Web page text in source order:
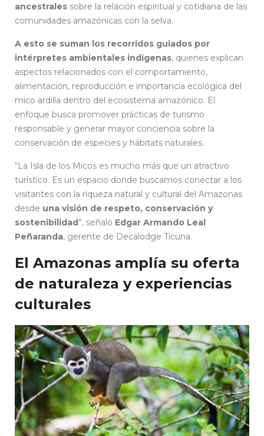
ancestrales sobre la relación espiritual y cotidiana de las
comunidades amazónicas con la selva.
A esto se suman los recorridos guiados por
intérpretes ambientales indígenas, quienes explican
aspectos relacionados con el comportamiento,
alimentación, reproducción e importancia ecológica del
mico ardilla dentro del ecosistema amazónico. El
enfoque busca promover prácticas de turismo
responsable y generar mayor conciencia sobre la
conservación de especies y hábitats naturales.
“La Isla de los Micos es mucho más que un atractivo
turístico. Es un espacio donde buscamos conectar a los
visitantes con la riqueza natural y cultural del Amazonas
desde una visión de respeto, conservación y
sostenibilidad”, señaló Edgar Armando Leal
Peñaranda, gerente de Decalodge Ticuna.
El Amazonas amplía su oferta
de naturaleza y experiencias
culturales